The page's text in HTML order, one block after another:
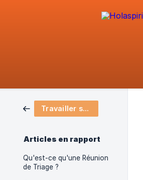
Travailler sur Holaspirit
Articles en rapport
Qu'est-ce qu'une Réunion
de Triage ?